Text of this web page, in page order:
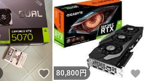
いいね！
80,800 円